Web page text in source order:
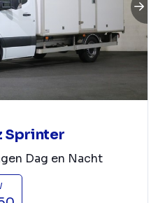
Sprinter
Dag en Nacht